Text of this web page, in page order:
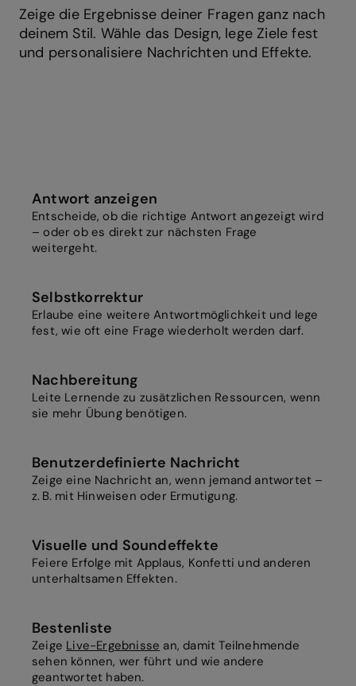
Zeige die Ergebnisse deiner Fragen ganz nach
deinem Stil. Wähle das Design, lege Ziele fest
und personalisiere Nachrichten und Effekte.
Antwort anzeigen
Entscheide, ob die richtige Antwort angezeigt wird
– oder ob es direkt zur nächsten Frage
weitergeht.
Selbstkorrektur
Erlaube eine weitere Antwortmöglichkeit und lege
fest, wie oft eine Frage wiederholt werden darf.
Nachbereitung
Leite Lernende zu zusätzlichen Ressourcen, wenn
sie mehr Übung benötigen.
Benutzerdefinierte Nachricht
Zeige eine Nachricht an, wenn jemand antwortet –
z. B. mit Hinweisen oder Ermutigung.
Visuelle und Soundeffekte
Feiere Erfolge mit Applaus, Konfetti und anderen
unterhaltsamen Effekten.
Bestenliste
Zeige Live-Ergebnisse an, damit Teilnehmende
sehen können, wer führt und wie andere
geantwortet haben.